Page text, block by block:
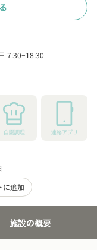
7:30~18:30
自園調理 連絡アプリ
に追加
施設の概要